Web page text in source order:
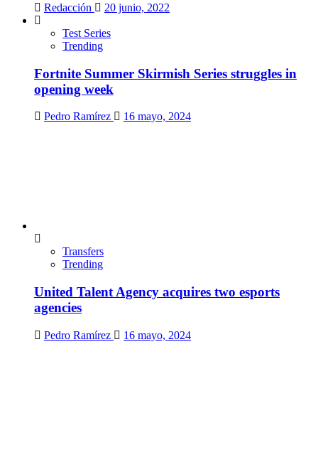
Redacción 20 junio, 2022
Test Series
Trending
Fortnite Summer Skirmish Series struggles in
opening week
Pedro Ramírez 16 mayo, 2024
Transfers
Trending
United Talent Agency acquires two esports
agencies
Pedro Ramírez 16 mayo, 2024